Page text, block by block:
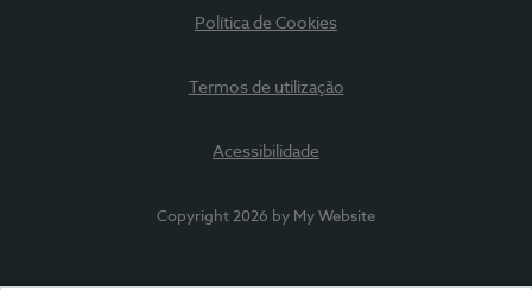
Política de Cookies
Termos de utilização
Acessibilidade
Copyright 2026 by My Website